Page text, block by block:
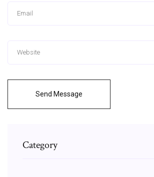
Send Message
Category